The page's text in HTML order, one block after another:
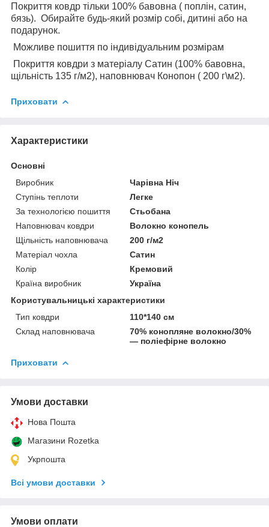
Покриття ковдр тільки 100% бавовна ( поплін, сатин,
бязь). Обирайте будь-який розмір собі, дитині або на
подарунок.
Можливе пошиття по індивідуальним розмірам
Покриття ковдри з матеріалу Сатин (100% бавовна,
щільність 135 г/м2), наповнювач Конопон ( 200 г\м2).
Приховати
Характеристики
Основні
Виробник
Чарівна Ніч
Ступінь теплоти
Легке
За технологією пошиття
Стьобана
Наповнювач ковдри
Волокно конопель
Щільність наповнювача
200 г/м2
Матеріал чохла
Сатин
Колір
Кремовий
Країна виробник
Україна
Користувальницькі характеристики
Тип ковдри
110*140 см
Склад наповнювача
70% конопляне волокно/30%
— поліефірне волокно
Приховати
Умови доставки
Нова Пошта
Магазини Rozetka
Укрпошта
Всі умови доставки
Умови оплати